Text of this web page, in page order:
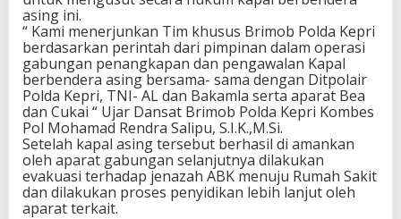
asing ini.
“ Kami menerjunkan Tim khusus Brimob Polda Kepri
berdasarkan perintah dari pimpinan dalam operasi
gabungan penangkapan dan pengawalan Kapal
berbendera asing bersama- sama dengan Ditpolair
Polda Kepri, TNI- AL dan Bakamla serta aparat Bea
dan Cukai “ Ujar Dansat Brimob Polda Kepri Kombes
Pol Mohamad Rendra Salipu, S.I.K.,M.Si.
Setelah kapal asing tersebut berhasil di amankan
oleh aparat gabungan selanjutnya dilakukan
evakuasi terhadap jenazah ABK menuju Rumah Sakit
dan dilakukan proses penyidikan lebih lanjut oleh
aparat terkait.